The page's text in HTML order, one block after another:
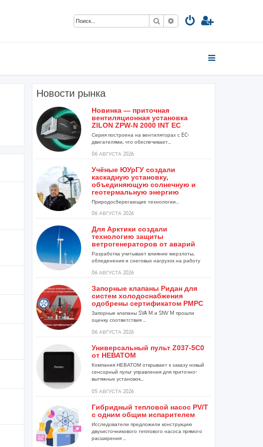
Поиск Расширенный поиск
Новости рынка
Новинка — приточная
вентиляционная установка
ZILON ZPW-N 2000 INT EC
Серия построена на вентиляторах с EC-
двигателями, что обеспечивает...
06 АВГУСТА 2026
Учёные ЮУрГУ создали
каскадную установку,
объединяющую солнечную и
геотермальную энергию
Природосберегающие технологии...
06 АВГУСТА 2026
Для Арктики создали
технологию защиты
ветрогенераторов от аварий
Разработка учитывает влияние мерзлоты,
обледенения и снеговых нагрузок на работу
06 АВГУСТА 2026
Запорные клапаны Ридан для
систем холодоснабжения
одобрены сертификатом РМРС
Запорные клапаны SVA M и SNV M прошли
оценку соответствия ...
06 АВГУСТА 2026
Универсальный пульт Z037-5C0
от НЕВАТОМ
Компания НЕВАТОМ открывает к заказу новый
сенсорный пульт управления для приточно-
вытяжных установок...
05 АВГУСТА 2026
Гибридный тепловой насос PV/T
с одним общим испарителем
Исследователи предложили конструкцию
двухисточникового теплового насоса прямого
расширения ...